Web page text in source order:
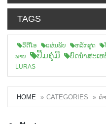
TAGS
ວິດີໂອ ແຜ່ນພັບ ຫລັກສູດ
ພາບ
ປື້ມຄູ່ມື ບົດນຳສະເຫ
LURAS
HOME CATEGORIES ດ